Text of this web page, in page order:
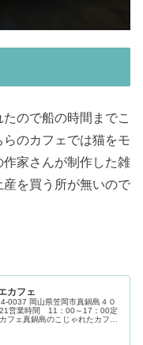
ので船の時間までこ
のカフェでは猫をモ
家さんが制作した雑
を買う所が無いので
カフェ
0037 岡山県笠岡市真鍋島４０
営業時間 11：00～17：00定
ェ真鍋島のこじゃれたカフェ